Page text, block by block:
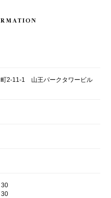
町2-11-1 山王パークタワービル
30
30